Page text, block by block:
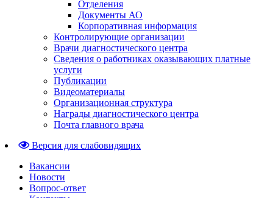
Отделения
Документы АО
Корпоративная информация
Контролирующие организации
Врачи диагностического центра
Сведения о работниках оказывающих платные
услуги
Публикации
Видеоматериалы
Организационная структура
Награды диагностического центра
Почта главного врача
Версия для слабовидящих
Вакансии
Новости
Вопрос-ответ